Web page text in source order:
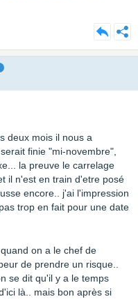
deux mois il nous a
finie "mi-novembre",
la preuve le carrelage
il n'est en train d'etre posé
encore.. j'ai l'impression
trop en fait pour une date
on a le chef de
de prendre un risque..
se dit qu'il y a le temps
là.. mais bon après si